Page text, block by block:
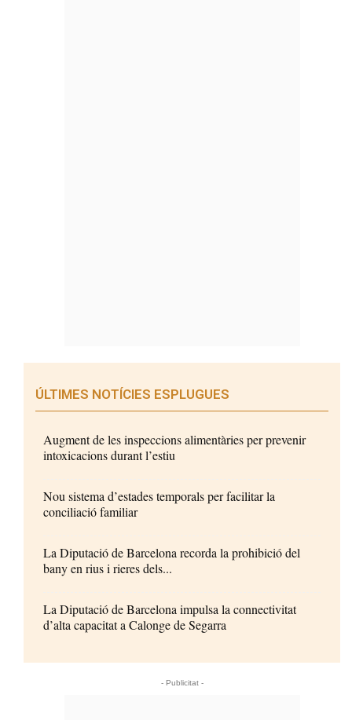
ÚLTIMES NOTÍCIES ESPLUGUES
Augment de les inspeccions alimentàries per prevenir
intoxicacions durant l’estiu
Nou sistema d’estades temporals per facilitar la
conciliació familiar
La Diputació de Barcelona recorda la prohibició del
bany en rius i rieres dels...
La Diputació de Barcelona impulsa la connectivitat
d’alta capacitat a Calonge de Segarra
- Publicitat -